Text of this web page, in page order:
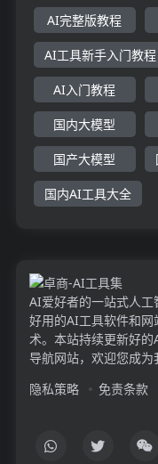
AI完整版教程
AI工具新手入门教程
AI入门教程
国内大模型
国产大模型
国内AI工具大全
AI爱好者的一站式人
好用的AI工具软件和
术。本站持续更新好
导航网站，欢迎您成为
隐私策略
免责条款